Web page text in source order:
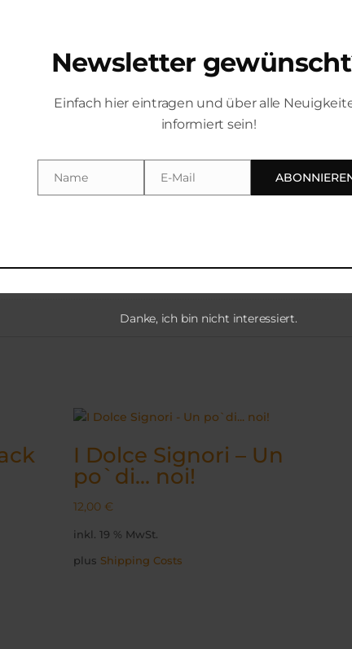
I Dolce Signori – Un
po`di… noi!
12,00 €
inkl. 19 % MwSt.
plus Shipping Costs
Newsletter
Einfach hier eintragen und über alle
informiert sein!
Name
Name
Email
E-Mail
Danke, ich bin nicht interessiert.